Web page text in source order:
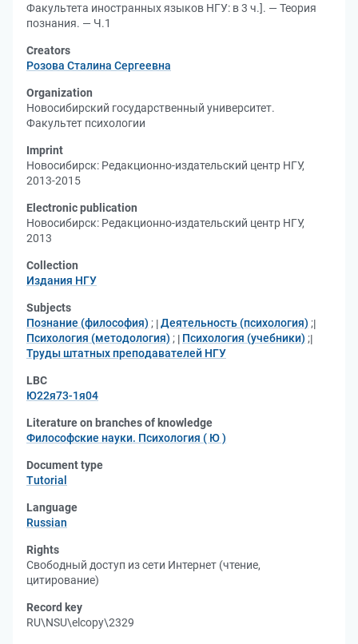
Факультета иностранных языков НГУ: в 3 ч.]. — Теория
познания. — Ч.1
Creators
Розова Сталина Сергеевна
Organization
Новосибирский государственный университет.
Факультет психологии
Imprint
Новосибирск: Редакционно-издательский центр НГУ,
2013-2015
Electronic publication
Новосибирск: Редакционно-издательский центр НГУ,
2013
Collection
Издания НГУ
Subjects
Познание (философия) ; Деятельность (психология) ;
Психология (методология) ; Психология (учебники) ;
Труды штатных преподавателей НГУ
LBC
Ю22я73-1я04
Literature on branches of knowledge
Философские науки. Психология ( Ю )
Document type
Tutorial
Language
Russian
Rights
Свободный доступ из сети Интернет (чтение,
цитирование)
Record key
RU\NSU\elcopy\2329